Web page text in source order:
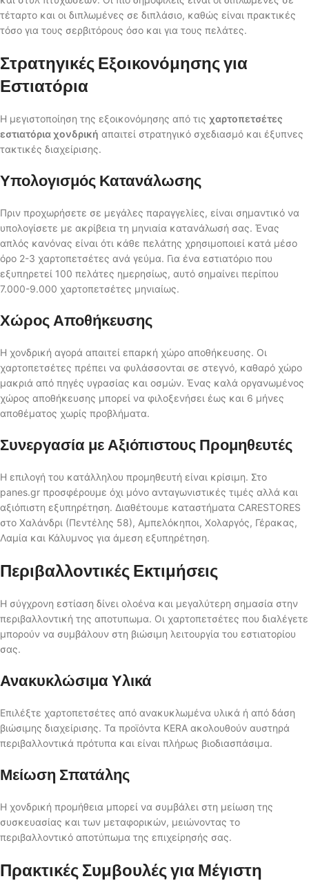
τέταρτο και οι διπλωμένες σε διπλάσιο, καθώς είναι πρακτικές
τόσο για τους σερβιτόρους όσο και για τους πελάτες.
Στρατηγικές Εξοικονόμησης για
Εστιατόρια
Η μεγιστοποίηση της εξοικονόμησης από τις χαρτοπετσέτες
εστιατόρια χονδρική απαιτεί στρατηγικό σχεδιασμό και έξυπνες
τακτικές διαχείρισης.
Υπολογισμός Κατανάλωσης
Πριν προχωρήσετε σε μεγάλες παραγγελίες, είναι σημαντικό να
υπολογίσετε με ακρίβεια τη μηνιαία κατανάλωσή σας. Ένας
απλός κανόνας είναι ότι κάθε πελάτης χρησιμοποιεί κατά μέσο
όρο 2-3 χαρτοπετσέτες ανά γεύμα. Για ένα εστιατόριο που
εξυπηρετεί 100 πελάτες ημερησίως, αυτό σημαίνει περίπου
7.000-9.000 χαρτοπετσέτες μηνιαίως.
Χώρος Αποθήκευσης
Η χονδρική αγορά απαιτεί επαρκή χώρο αποθήκευσης. Οι
χαρτοπετσέτες πρέπει να φυλάσσονται σε στεγνό, καθαρό χώρο
μακριά από πηγές υγρασίας και οσμών. Ένας καλά οργανωμένος
χώρος αποθήκευσης μπορεί να φιλοξενήσει έως και 6 μήνες
αποθέματος χωρίς προβλήματα.
Συνεργασία με Αξιόπιστους Προμηθευτές
Η επιλογή του κατάλληλου προμηθευτή είναι κρίσιμη. Στο
panes.gr προσφέρουμε όχι μόνο ανταγωνιστικές τιμές αλλά και
αξιόπιστη εξυπηρέτηση. Διαθέτουμε καταστήματα CARESTORES
στο Χαλάνδρι (Πεντέλης 58), Αμπελόκηποι, Χολαργός, Γέρακας,
Λαμία και Κάλυμνος για άμεση εξυπηρέτηση.
Περιβαλλοντικές Εκτιμήσεις
Η σύγχρονη εστίαση δίνει ολοένα και μεγαλύτερη σημασία στην
περιβαλλοντική της αποτυπωμα. Οι χαρτοπετσέτες που διαλέγετε
μπορούν να συμβάλουν στη βιώσιμη λειτουργία του εστιατορίου
σας.
Ανακυκλώσιμα Υλικά
Επιλέξτε χαρτοπετσέτες από ανακυκλωμένα υλικά ή από δάση
βιώσιμης διαχείρισης. Τα προϊόντα KERA ακολουθούν αυστηρά
περιβαλλοντικά πρότυπα και είναι πλήρως βιοδιασπάσιμα.
Μείωση Σπατάλης
Η χονδρική προμήθεια μπορεί να συμβάλει στη μείωση της
συσκευασίας και των μεταφορικών, μειώνοντας το
περιβαλλοντικό αποτύπωμα της επιχείρησής σας.
Πρακτικές Συμβουλές για Μέγιστη